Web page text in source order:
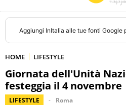
Aggiungi InItalia alle tue fonti Google
HOME LIFESTYLE
Giornata dell'Unità
festeggia il 4 novembre
LIFESTYLE Roma